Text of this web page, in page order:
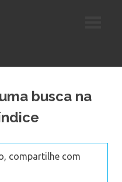
busca na
compartilhe com